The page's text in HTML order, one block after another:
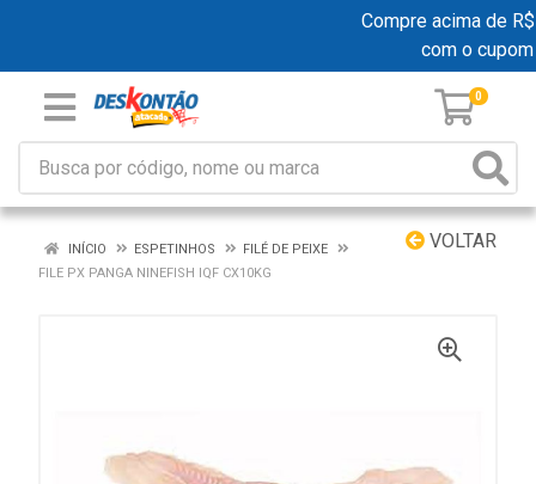
Compre acima de
com o cupom
0
VOLTAR
INÍCIO ESPETINHOS
FILÉ DE PEIXE
FILE PX PANGA NINEFISH IQF CX10KG